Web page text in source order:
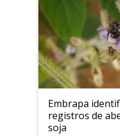
Embrapa
registros de
soja